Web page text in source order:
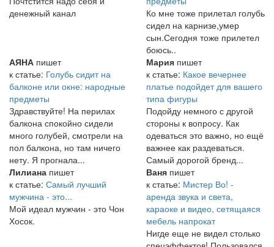
денежный канал
Ко мне тоже прилетал голубь
сидел на карнизе,умер
сын.Сегодня тоже прилетел
боюсь..
АЯНА пишет
к статье: Голубь сидит на
балконе или окне: народные
предметы
Здравствуйте! На перилах
балкона спокойно сидели
много голубей, смотрели на
пол балкона, но там ничего
нету. Я прогнала...
Мария пишет
к статье: Какое вечернее
платье подойдет для вашего
типа фигуры
Подойду немного с другой
стороны к вопросу. Как
одеваться это важно, но ещё
важнее как раздеваться.
Самый дорогой бренд...
Лилиана пишет
к статье: Самый лучший
мужчина - это...
Мой идеал мужчин - это Чон
Хосок.
Ваня пишет
к статье: Мистер Во! -
аренда звука и света,
караоке и видео, сетящаяся
мебель напрокат
Нигде еще не видел столько